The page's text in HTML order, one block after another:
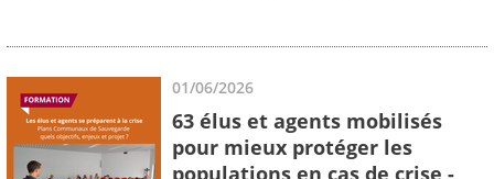
01/06/2026
63 élus et agents mobilisés
pour mieux protéger les
populations en cas de crise -